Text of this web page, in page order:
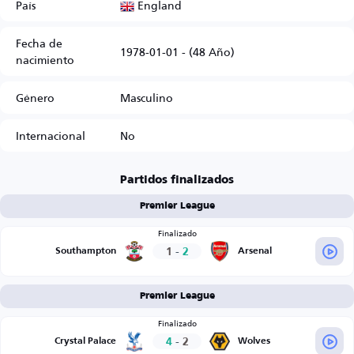
País
England
Fecha de
nacimiento 1978-01-01 - (48 Año)
Género
Masculino
Internacional
No
Partidos finalizados
Premier League
Southampton
Finalizado
1 - 2 Arsenal
Premier League
Crystal Palace
Finalizado
4 - 2 Wolves